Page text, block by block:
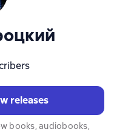
releases
books, audiobooks,